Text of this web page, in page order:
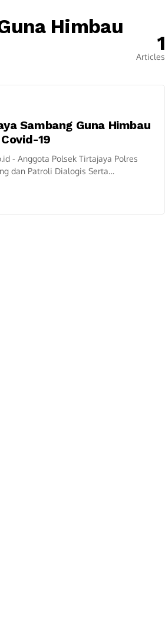
Himbau
1
Articles
Sambang Guna Himbau
19
- Anggota Polsek Tirtajaya Polres
dan Patroli Dialogis Serta